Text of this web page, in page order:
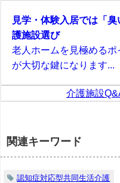
見学・体験入居では「
護施設選び
老人ホームを見極めるポ
が大切な鍵になります...
介護施設
関連キーワード
認知症対応型共同生活介護